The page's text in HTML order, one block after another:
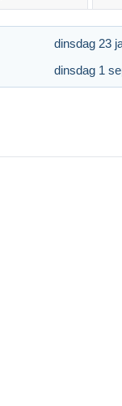
dinsdag 23
dinsdag 1